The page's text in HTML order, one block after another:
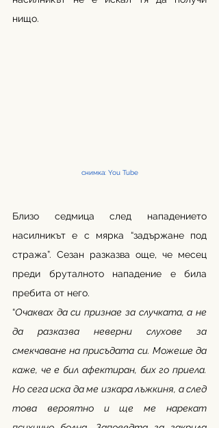
нищо.
снимка: You Tube
Близо седмица след нападението
насилникът е с мярка “задържане под
стража”. Сезан разказва още, че месец
преди бруталното нападение е била
пребита от него.
“Очаквах да си признае за случката, а не
да разказва неверни слухове за
смекчаване на присъдата си. Можеше да
каже, че е бил афектиран, бих го приела.
Но сега иска да ме изкара лъжкиня, а след
това вероятно и ще ме нарекат